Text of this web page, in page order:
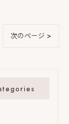
次のページ >